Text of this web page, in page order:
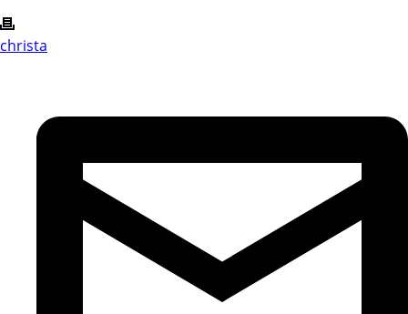
christa